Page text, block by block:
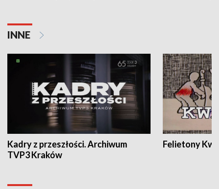
INNE
Kadry z przeszłości. Archiwum
TVP3 Kraków
Felietony